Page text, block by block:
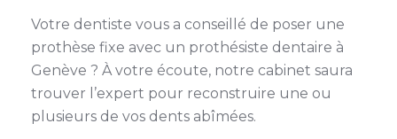
Votre dentiste vous a conseillé de poser une
prothèse fixe avec un prothésiste dentaire à
Genève ? À votre écoute, notre cabinet saura
trouver l’expert pour reconstruire une ou
plusieurs de vos dents abîmées.